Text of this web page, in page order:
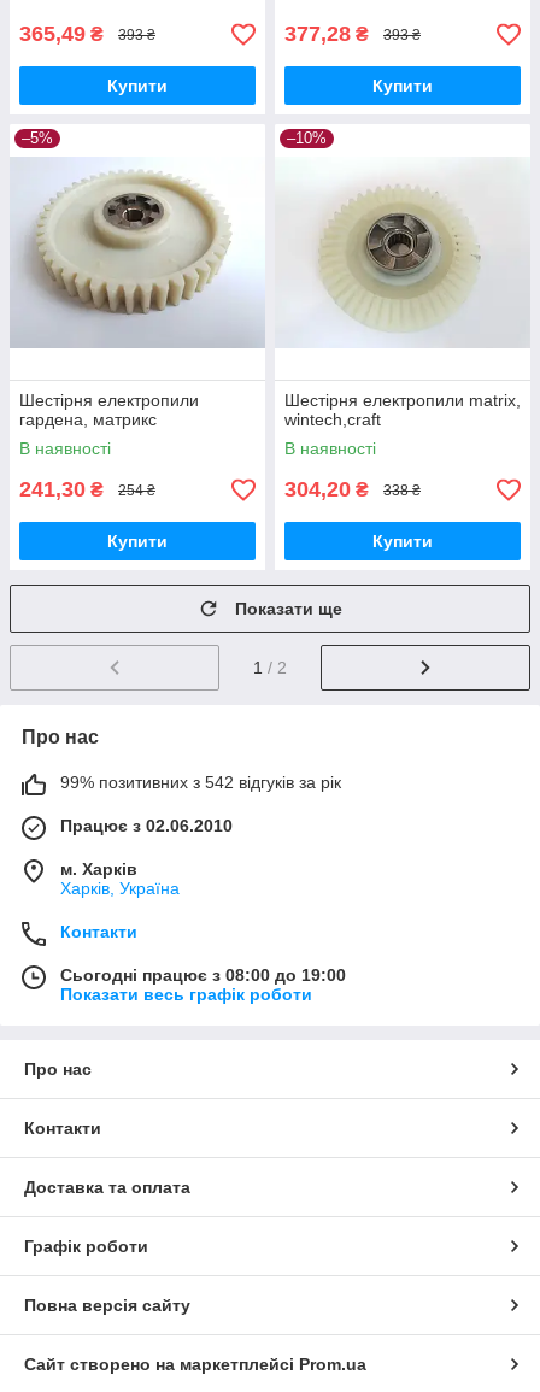
365,49 ₴ 393 ₴
Купити
377,28 ₴ 393 ₴
Купити
–5%
Шестірня електропили
гардена, матрикс
В наявності
241,30 ₴ 254 ₴
Купити
–10%
Шестірня електропили matrix,
wintech,craft
В наявності
304,20 ₴ 338 ₴
Купити
Показати ще
1 / 2
Про нас
99% позитивних з 542 відгуків за рік
Працює з 02.06.2010
м. Харків
Харків, Україна
Контакти
Сьогодні працює з 08:00 до 19:00
Показати весь графік роботи
Про нас
Контакти
Доставка та оплата
Графік роботи
Повна версія сайту
Сайт створено на маркетплейсі Prom.ua